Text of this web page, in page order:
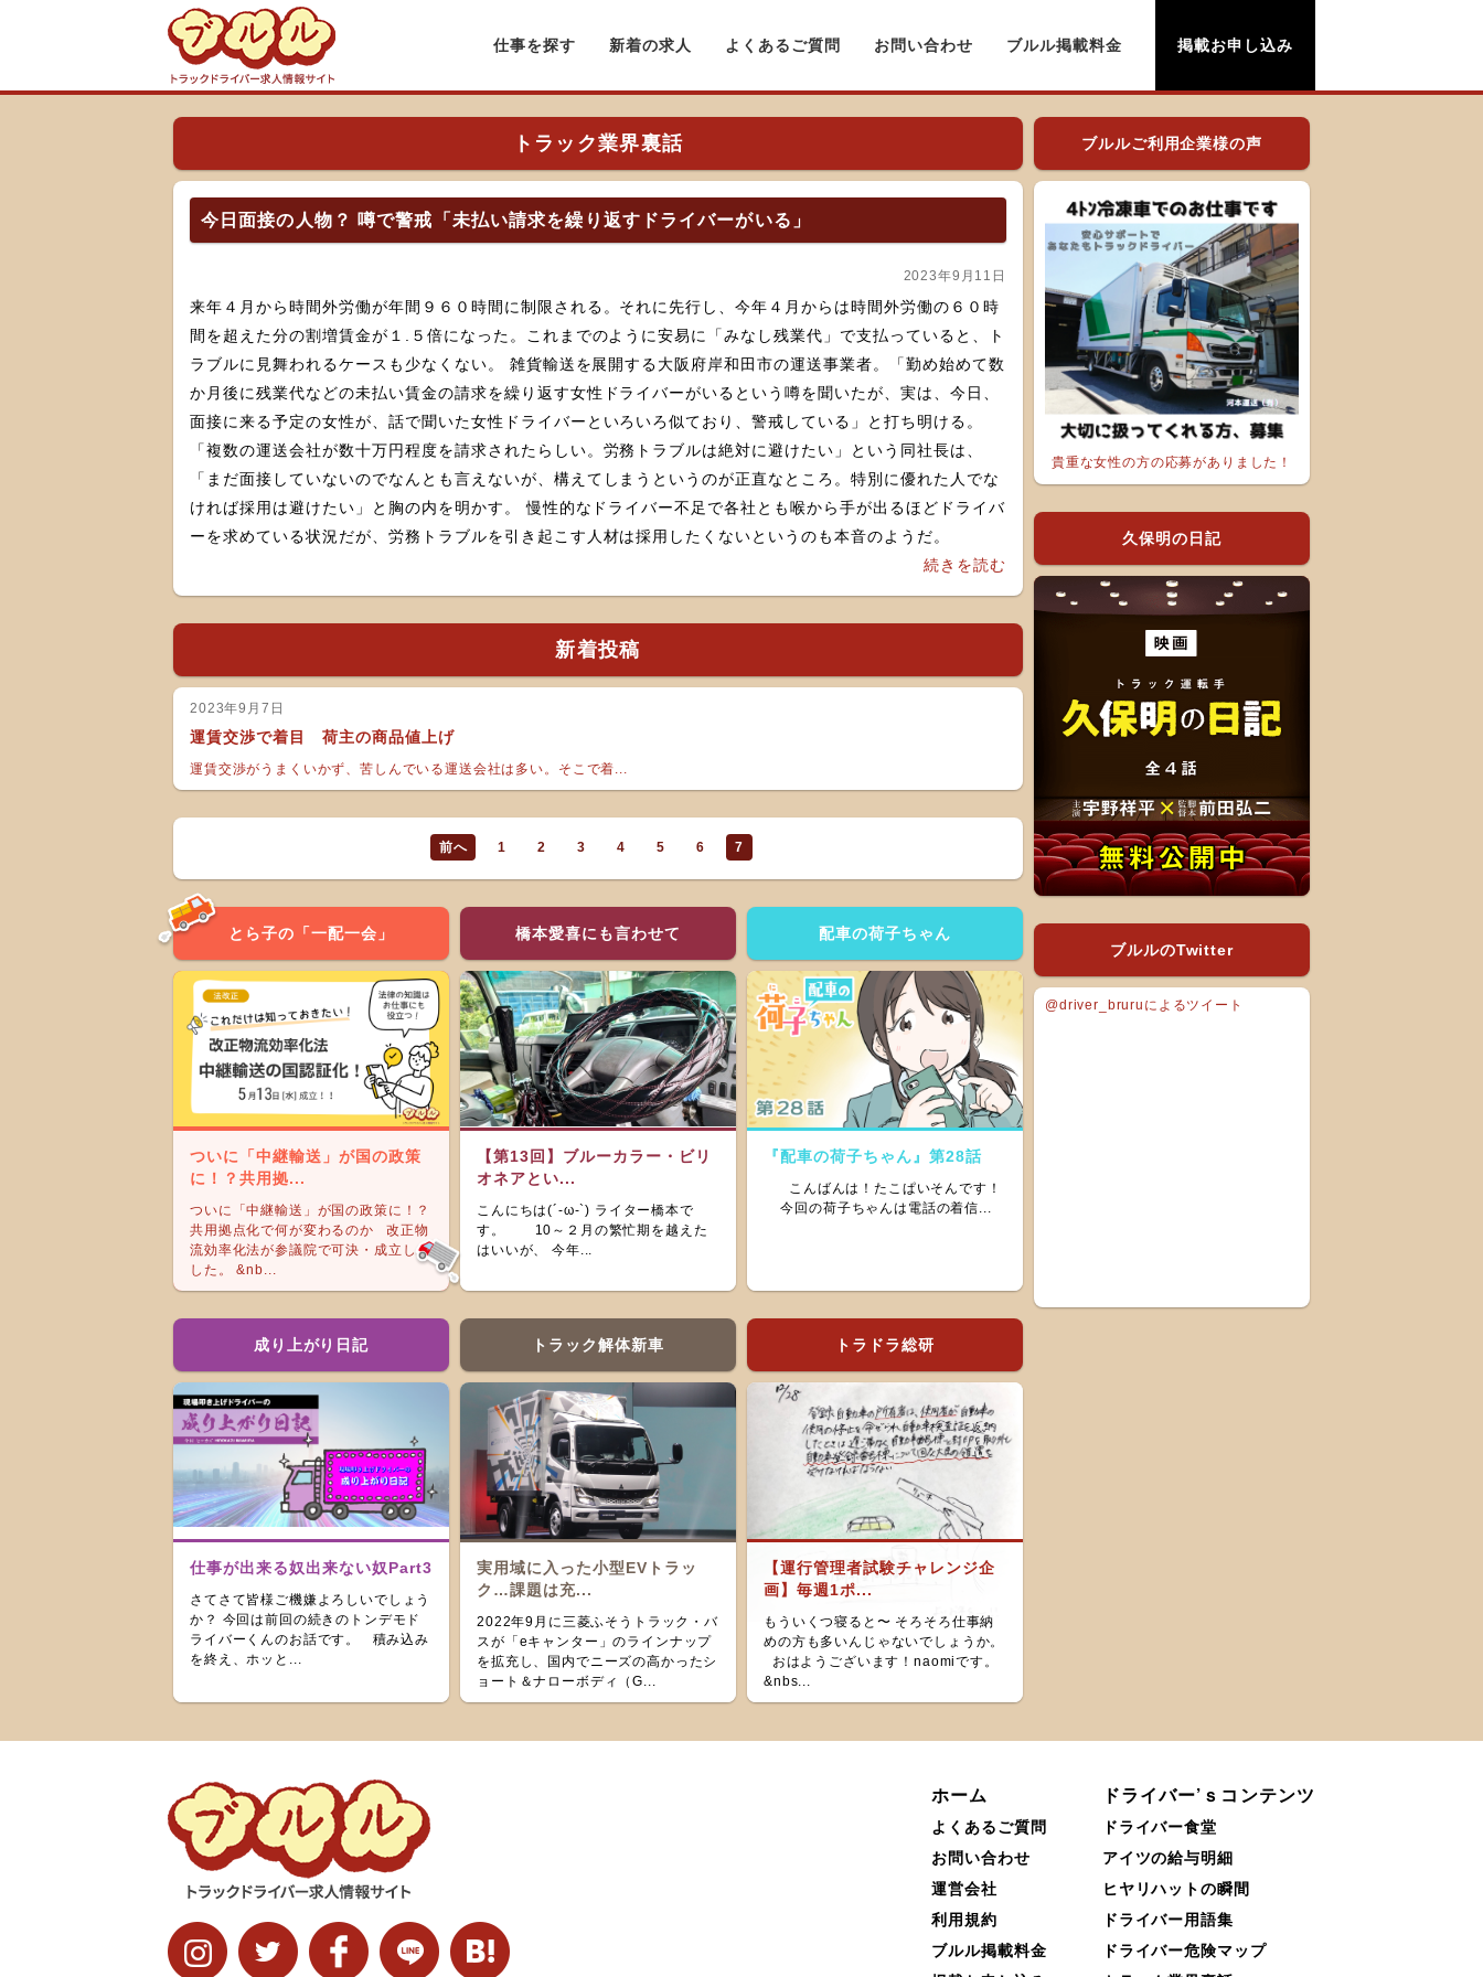
仕事を探す 新着の求人 よくあるご質問 お問い合わせ ブルル掲載料金 掲載お申し込み
トラック業界裏話
今日面接の人物？ 噂で警戒「未払い請求を繰り返すドライバーがいる」
2023年9月11日
来年４月から時間外労働が年間９６０時間に制限される。それに先行し、今年４月からは時間外労働の６０時
間を超えた分の割増賃金が１.５倍になった。これまでのように安易に「みなし残業代」で支払っていると、ト
ラブルに見舞われるケースも少なくない。 雑貨輸送を展開する大阪府岸和田市の運送事業者。「勤め始めて数
か月後に残業代などの未払い賃金の請求を繰り返す女性ドライバーがいるという噂を聞いたが、実は、今日、
面接に来る予定の女性が、話で聞いた女性ドライバーといろいろ似ており、警戒している」と打ち明ける。
「複数の運送会社が数十万円程度を請求されたらしい。労務トラブルは絶対に避けたい」という同社長は、
「まだ面接していないのでなんとも言えないが、構えてしまうというのが正直なところ。特別に優れた人でな
ければ採用は避けたい」と胸の内を明かす。 慢性的なドライバー不足で各社とも喉から手が出るほどドライバ
ーを求めている状況だが、労務トラブルを引き起こす人材は採用したくないというのも本音のようだ。
続きを読む
新着投稿
2023年9月7日
運賃交渉で着目 荷主の商品値上げ
運賃交渉がうまくいかず、苦しんでいる運送会社は多い。そこで着...
前へ 1 2 3 4 5 6 7
ブルルご利用企業様の声
貴重な女性の方の応募がありました！
久保明の日記
ブルルのTwitter
@driver_bruruによるツイート
とら子の「一配一会」
ついに「中継輸送」が国の政策
に！？共用拠...
ついに「中継輸送」が国の政策に！？
共用拠点化で何が変わるのか 改正物
流効率化法が参議院で可決・成立しま
した。 &nb...
橋本愛喜にも言わせて
【第13回】ブルーカラー・ビリ
オネアとい...
こんにちは(´-ω-`) ライター橋本で
す。 10～２月の繁忙期を越えた
はいいが、 今年...
配車の荷子ちゃん
『配車の荷子ちゃん』第28話
こんばんは！たこぱいそんです！
今回の荷子ちゃんは電話の着信...
成り上がり日記
仕事が出来る奴出来ない奴Part3
さてさて皆様ご機嫌よろしいでしょう
か？ 今回は前回の続きのトンデモド
ライバーくんのお話です。 積み込み
を終え、ホッと...
トラック解体新車
実用域に入った小型EVトラッ
ク…課題は充...
2022年9月に三菱ふそうトラック・バ
スが「eキャンター」のラインナップ
を拡充し、国内でニーズの高かったシ
ョート＆ナローボディ（G...
トラドラ総研
【運行管理者試験チャレンジ企
画】毎週1ポ...
もういくつ寝ると〜 そろそろ仕事納
めの方も多いんじゃないでしょうか。
おはようございます！naomiです。
&nbs...
ホーム
よくあるご質問
お問い合わせ
運営会社
利用規約
ブルル掲載料金
ドライバー’ｓコンテンツ
ドライバー食堂
アイツの給与明細
ヒヤリハットの瞬間
ドライバー用語集
ドライバー危険マップ